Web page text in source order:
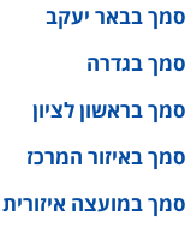
בבאר יעקב
בגדרה
בראשון לציון
באיזור המרכז
במועצה איזורית